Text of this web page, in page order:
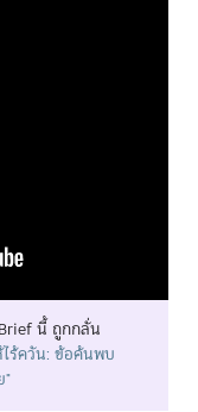
Brief นี้ ถูกกลั่น
ร้ควัน: ข้อค้นพบ
"